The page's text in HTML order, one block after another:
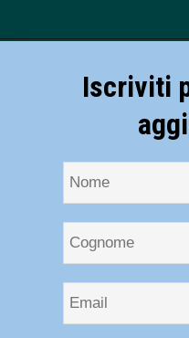
Iscriviti